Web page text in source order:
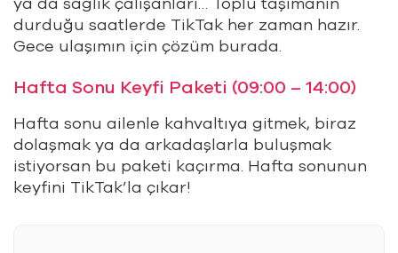
durduğu saatlerde TikTak her zaman hazır.
Gece ulaşımın için çözüm burada.
Hafta Sonu Keyfi Paketi (09:00 – 14:00)
Hafta sonu ailenle kahvaltıya gitmek, biraz
dolaşmak ya da arkadaşlarla buluşmak
istiyorsan bu paketi kaçırma. Hafta sonunun
keyfini TikTak’la çıkar!